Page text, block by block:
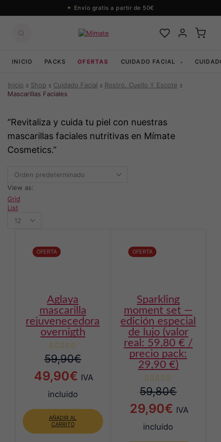
Envío gratis a partir de 50€
INICIO PACKS OFERTAS CUIDADO FACIAL ▾
Inicio Shop Cuidado Facial
Rostro, Cuello Y Escote
Mascarillas Faciales
“Revitaliza y cuida tu piel con nuestras
mascarillas faciales nutritivas en Mímate
Cosmetics.”
View as:
Grid
List
per
OFERTA
aglaya
mascarilla
rejuvenecedora
overnigth
59,90€
El
precio
original
era:
49,90€El
precio
actual
IVA
incluido
AÑADIR AL
CARRITO
OFERTA
sparkling
moment set —
edición especial
de lujo (valor
real: 59,80 € /
precio pack:
29,90 €)
59,80€
El
precio
29,90€El
precio
IVA
incluido